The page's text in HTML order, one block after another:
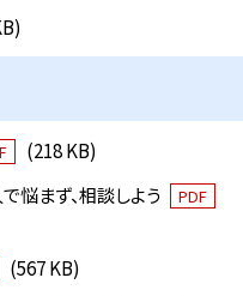
(218 KB)
悩まず、相談しよう
PDF
(567 KB)